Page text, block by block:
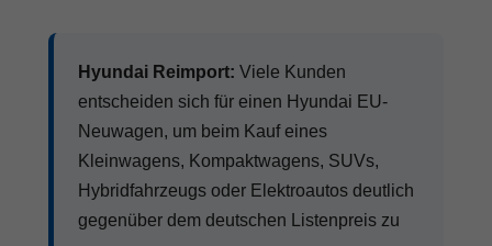
Hyundai Reimport: Viele Kunden
entscheiden sich für einen Hyundai EU-
Neuwagen, um beim Kauf eines
Kleinwagens, Kompaktwagens, SUVs,
Hybridfahrzeugs oder Elektroautos deutlich
gegenüber dem deutschen Listenpreis zu